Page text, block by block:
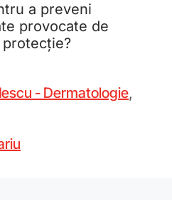
a preveni
provocate de
- Dermatologie,